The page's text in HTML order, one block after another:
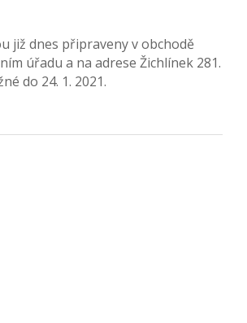
již dnes připraveny v obchodě
úřadu a na adrese Žichlínek 281.
do 24. 1. 2021.